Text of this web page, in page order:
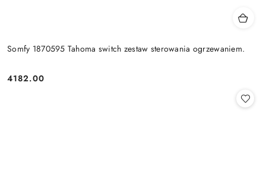
Somfy 1870595 Tahoma switch zestaw sterowania ogrzewaniem.
Cena:
4182.00